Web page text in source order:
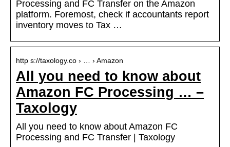
Processing and FC Transfer on the Amazon
platform. Foremost, check if accountants report
inventory moves to Tax …
http s://taxology.co › … › Amazon
All you need to know about
Amazon FC Processing … –
Taxology
All you need to know about Amazon FC
Processing and FC Transfer | Taxology